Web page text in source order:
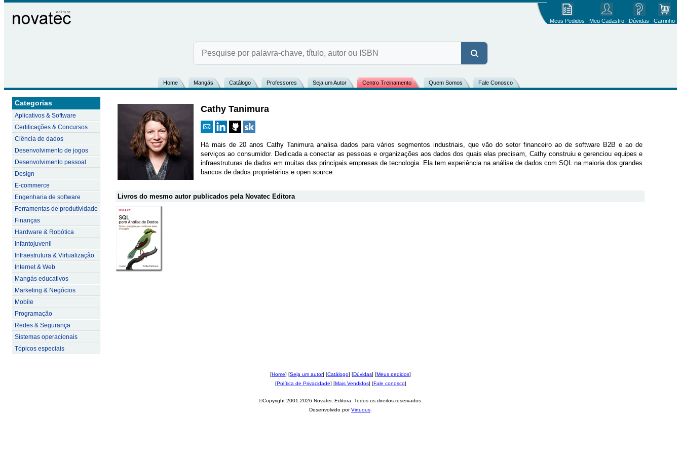
Meus Pedidos Meu Cadastro Dúvidas Carrinho
Home Mangás Catálogo Professores Seja um Autor Centro Treinamento Quem Somos Fale Conosco
Categorias
Aplicativos & Software
Certificações & Concursos
Ciência de dados
Desenvolvimento de jogos
Desenvolvimento pessoal
Design
E-commerce
Engenharia de software
Ferramentas de produtividade
Finanças
Hardware & Robótica
Infantojuvenil
Infraestrutura & Virtualização
Internet & Web
Mangás educativos
Marketing & Negócios
Mobile
Programação
Redes & Segurança
Sistemas operacionais
Tópicos especiais
Cathy Tanimura
Há mais de 20 anos Cathy Tanimura analisa dados para vários segmentos industriais, que vão do setor financeiro ao de software B2B e ao de
serviços ao consumidor. Dedicada a conectar as pessoas e organizações aos dados dos quais elas precisam, Cathy construiu e gerenciou equipes e
infraestruturas de dados em muitas das principais empresas de tecnologia. Ela tem experiência na análise de dados com SQL na maioria dos grandes
bancos de dados proprietários e open source.
Livros do mesmo autor publicados pela Novatec Editora
[Home] [Seja um autor] [Catálogo] [Dúvidas] [Meus pedidos]
[Política de Privacidade] [Mais Vendidos] [Fale conosco]
©Copyright 2001-2026 Novatec Editora. Todos os direitos reservados.
Desenvolvido porVirtuous